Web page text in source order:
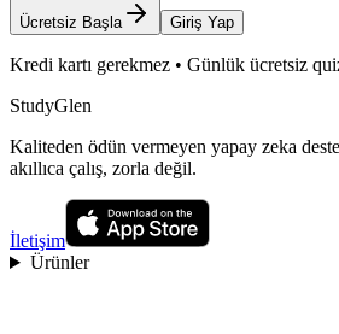
Ücretsiz Başla Giriş Yap
Kredi kartı gerekmez • Günlük ücretsiz
StudyGlen
Kaliteden ödün vermeyen yapay zeka
akıllıca çalış, zorla değil.
İletişim
Ürünler